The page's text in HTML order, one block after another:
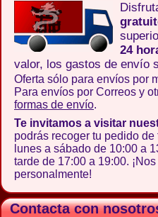
24
valor, los gastos de envío
Oferta sólo para envíos por
Para envíos por Correos y
formas de envío.
Te invitamos a visitar
podrás recoger tu pedido de
lunes a sábado de 10:00 a
tarde de 17:00 a 19:00.
personalmente!
Contacta con